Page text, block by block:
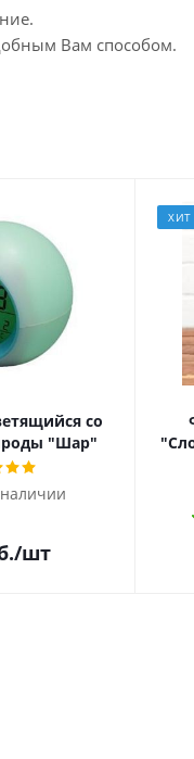
Вам способом.
со
"Шар"
/шт
ХИТ